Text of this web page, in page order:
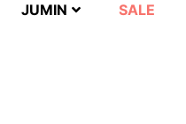
JUMIN SALE